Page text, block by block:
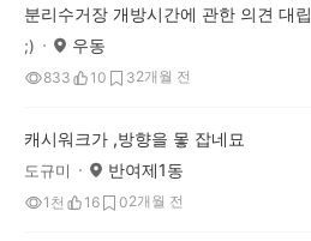
분리수거장 개방시간에 관한 의견 대립
;) 우동
833 10 32개월 전
캐시워크가 ,방향을 뫃 잡네묘
도규미 반여제1동
1천 16 02개월 전